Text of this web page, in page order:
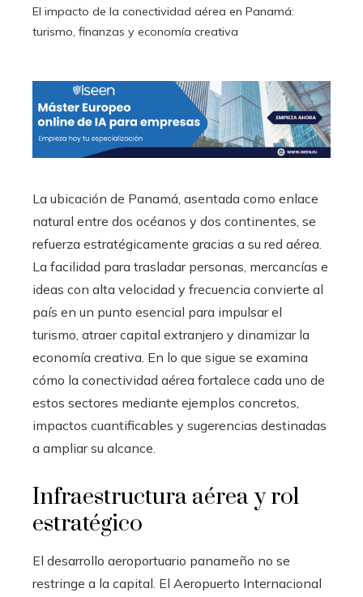
El impacto de la conectividad aérea en Panamá:
turismo, finanzas y economía creativa
La ubicación de Panamá, asentada como enlace
natural entre dos océanos y dos continentes, se
refuerza estratégicamente gracias a su red aérea.
La facilidad para trasladar personas, mercancías e
ideas con alta velocidad y frecuencia convierte al
país en un punto esencial para impulsar el
turismo, atraer capital extranjero y dinamizar la
economía creativa. En lo que sigue se examina
cómo la conectividad aérea fortalece cada uno de
estos sectores mediante ejemplos concretos,
impactos cuantificables y sugerencias destinadas
a ampliar su alcance.
Infraestructura aérea y rol
estratégico
El desarrollo aeroportuario panameño no se
restringe a la capital. El Aeropuerto Internacional